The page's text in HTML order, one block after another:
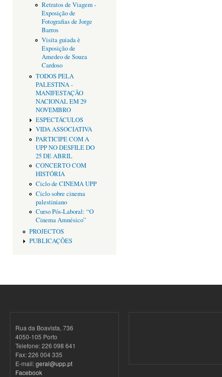
Retratos de Viagem -
Exposição de
Fotografias de Jorge
Barros
Visita guiada è
Exposição de
Amedeo de Souza
Cardoso
TODOS PELA
PALESTINA -
MANIFESTAÇÃO
NACIONAL EM 29
NOVEMBRO
ESPECTÁCULOS
VIDA ASSOCIATIVA
PARTICIPE COM A
UPP NO DESFILE DO
25 DE ABRIL
CONCERTO COM
HISTÓRIA
Ciclo de CINEMA UPP
Ciclo sobre cinema
palestiniano
Curso Pós-Laboral: “O
Cinema Amnésico”
PROJECTOS
PUBLICAÇÕES
Rua da Boavista, 736
4050-105 Porto
Telefone: 226 098 641
Fax: 226 004 335
E-mail:geral@upp.pt
Facebook